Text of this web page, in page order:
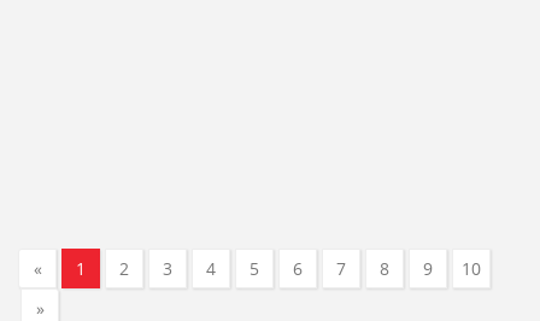
« 1 2 3 4 5 6 7 8 9
10
»